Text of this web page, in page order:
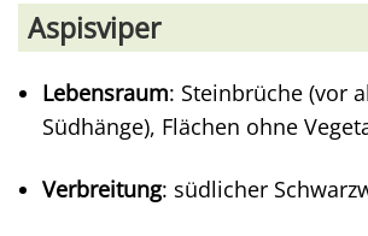
Aspisviper
Lebensraum: Steinbrüche (vor
Südhänge), Flächen ohne
Verbreitung: südlicher